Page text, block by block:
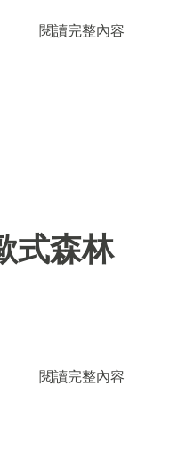
閱讀完整內容
式森林
閱讀完整內容